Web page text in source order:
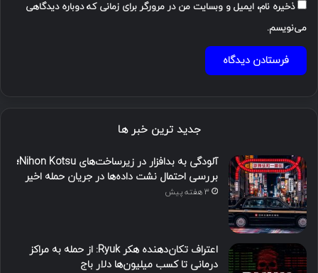
ذخیره نام، ایمیل و وبسایت من در مرورگر برای زمانی که دوباره دیدگاهی
می‌نویسم.
جدید ترین خبر ها
آلودگی به بدافزار در زیرساخت‌های Nihon Kotsu؛
بررسی احتمال نشت داده‌ها در جریان حمله اخیر
3 هفته پیش
اعتراف تکان‌دهنده هکر Ryuk: از حمله به مراکز
درمانی تا کسب میلیون‌ها دلار باج